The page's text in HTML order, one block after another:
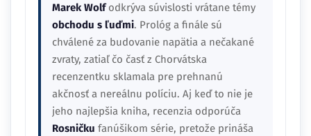
Marek Wolfodkrýva súvislosti vrátane témy
obchodu s ľuďmi. Prológ a finále sú
chválené za budovanie napätia a nečakané
zvraty, zatiaľ čo časť z Chorvátska
recenzentku sklamala pre prehnanú
akčnosť a nereálnu políciu. Aj keď to nie je
jeho najlepšia kniha, recenzia odporúča
Rosničku fanúšikom série, pretože prináša